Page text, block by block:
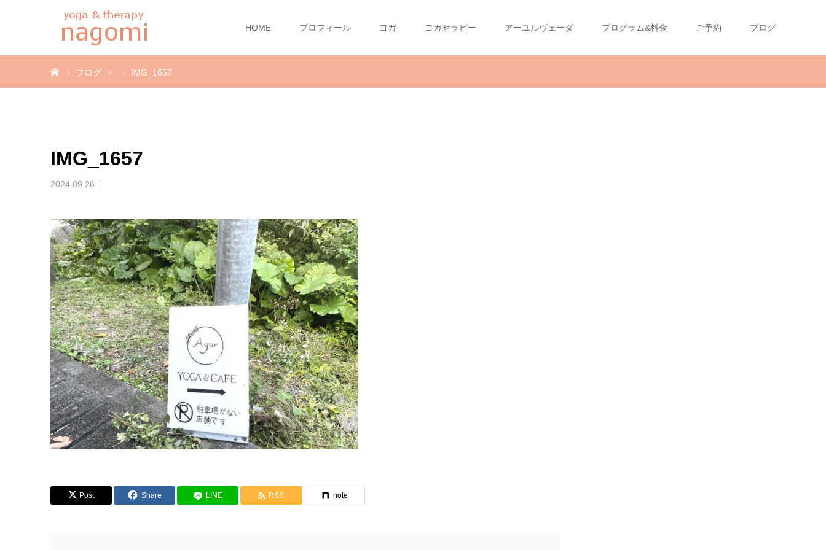
HOME プロフィール ヨガ ヨガセラピー アーユルヴェーダ プログラム&料金 ご予約 ブログ
ブログ IMG_1657
IMG_1657
2024.09.26
Post Share LINE RSS note